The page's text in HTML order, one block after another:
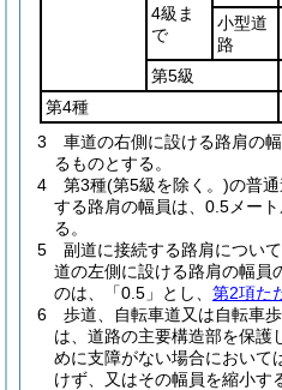
4級ま
で
小型道
路
第5級
第4種
3
車道の右側に設ける路肩の
るものとする。
4
第3種(第5級を除く。)の普
する路肩の幅員は、0.5メー
る。
5
副道に接続する路肩について
道の左側に設ける路肩の幅員
のは、「0.5」とし、 第2項た
6
歩道、自転車道又は自転車
は、道路の主要構造部を保護
めに支障がない場合において
けず、又はその幅員を縮小す